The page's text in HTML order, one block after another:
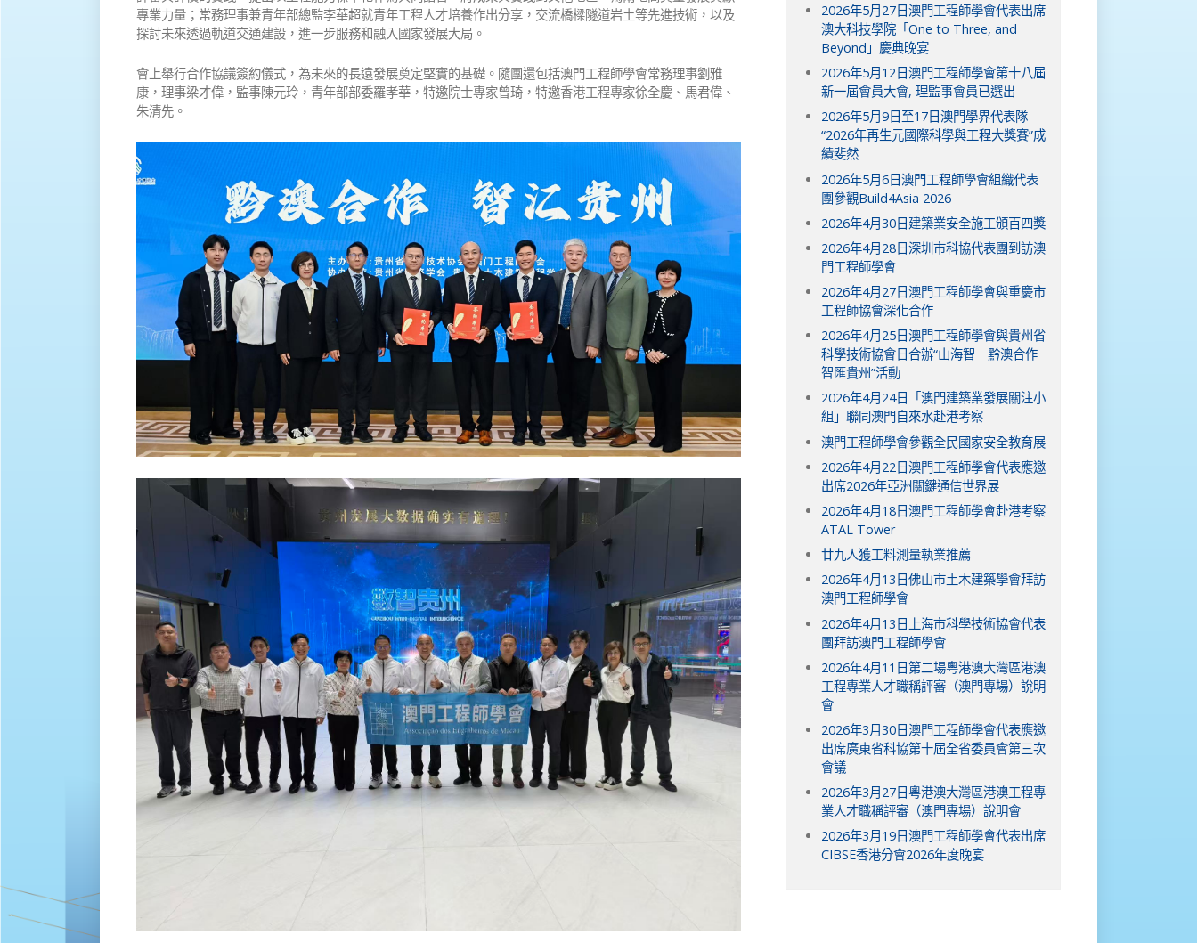
專業力量；常務理事兼青年部總監李華超就青年工程人才培養作出分享，交流橋樑隧道岩土等先進技術，以及
探討未來透過軌道交通建設，進一步服務和融入國家發展大局。
會上舉行合作協議簽約儀式，為未來的長遠發展奠定堅實的基礎。隨團還包括澳門工程師學會常務理事劉雅
康，理事梁才偉，監事陳元玲，青年部部委羅孝華，特邀院士專家曾琦，特邀香港工程專家徐全慶、馬君偉、
朱清先。
2026年5月27日澳門工程師學會代表出席
澳大科技學院「One to Three, and
Beyond」慶典晚宴
2026年5月12日澳門工程師學會第十八屆
新一屆會員大會, 理監事會員已選出
2026年5月9日至17日澳門學界代表隊
“2026年再生元國際科學與工程大獎賽”成
績斐然
2026年5月6日澳門工程師學會組織代表
團參觀Build4Asia 2026
2026年4月30日建築業安全施工頒百四獎
2026年4月28日深圳市科協代表團到訪澳
門工程師學會
2026年4月27日澳門工程師學會與重慶市
工程師協會深化合作
2026年4月25日澳門工程師學會與貴州省
科學技術協會日合辦“山海智－黔澳合作
智匯貴州”活動
2026年4月24日「澳門建築業發展關注小
組」聯同澳門自來水赴港考察
澳門工程師學會參觀全民國家安全教育展
2026年4月22日澳門工程師學會代表應邀
出席2026年亞洲關鍵通信世界展
2026年4月18日澳門工程師學會赴港考察
ATAL Tower
廿九人獲工料測量執業推薦
2026年4月13日佛山市土木建築學會拜訪
澳門工程師學會
2026年4月13日上海市科學技術協會代表
團拜訪澳門工程師學會
2026年4月11日第二場粵港澳大灣區港澳
工程專業人才職稱評審（澳門專場）說明
會
2026年3月30日澳門工程師學會代表應邀
出席廣東省科協第十屆全省委員會第三次
會議
2026年3月27日粵港澳大灣區港澳工程專
業人才職稱評審（澳門專場）說明會
2026年3月19日澳門工程師學會代表出席
CIBSE香港分會2026年度晚宴